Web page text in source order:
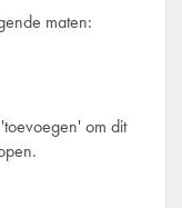
maten:
om dit